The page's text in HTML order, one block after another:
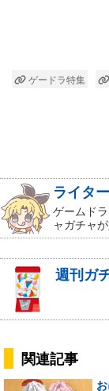
ゲードラ特集
ライタ
ゲームド
ャガチャ
週刊ガ
関連記事